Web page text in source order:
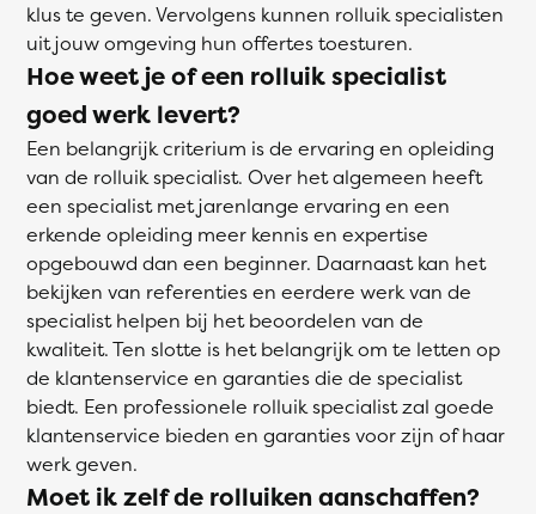
klus te geven. Vervolgens kunnen rolluik specialisten
uit jouw omgeving hun offertes toesturen.
Hoe weet je of een rolluik specialist
goed werk levert?
Een belangrijk criterium is de ervaring en opleiding
van de rolluik specialist. Over het algemeen heeft
een specialist met jarenlange ervaring en een
erkende opleiding meer kennis en expertise
opgebouwd dan een beginner. Daarnaast kan het
bekijken van referenties en eerdere werk van de
specialist helpen bij het beoordelen van de
kwaliteit. Ten slotte is het belangrijk om te letten op
de klantenservice en garanties die de specialist
biedt. Een professionele rolluik specialist zal goede
klantenservice bieden en garanties voor zijn of haar
werk geven.
Moet ik zelf de rolluiken aanschaffen?